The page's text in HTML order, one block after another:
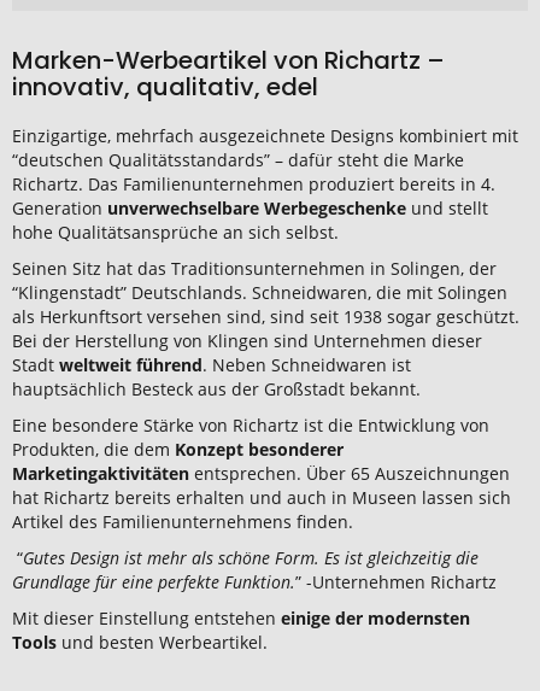
Seite
Marken-Werbeartikel von Richartz –
innovativ, qualitativ, edel
Einzigartige, mehrfach ausgezeichnete Designs kombiniert mit
“deutschen Qualitätsstandards” – dafür steht die Marke
Richartz. Das Familienunternehmen produziert bereits in 4.
Generation unverwechselbare Werbegeschenke und stellt
hohe Qualitätsansprüche an sich selbst.
Seinen Sitz hat das Traditionsunternehmen in Solingen, der
“Klingenstadt” Deutschlands. Schneidwaren, die mit Solingen
als Herkunftsort versehen sind, sind seit 1938 sogar geschützt.
Bei der Herstellung von Klingen sind Unternehmen dieser
Stadt weltweit führend. Neben Schneidwaren ist
hauptsächlich Besteck aus der Großstadt bekannt.
Eine besondere Stärke von Richartz ist die Entwicklung von
Produkten, die dem Konzept besonderer
Marketingaktivitäten entsprechen. Über 65 Auszeichnungen
hat Richartz bereits erhalten und auch in Museen lassen sich
Artikel des Familienunternehmens finden.
“Gutes Design ist mehr als schöne Form. Es ist gleichzeitig die
Grundlage für eine perfekte Funktion.” -Unternehmen Richartz
Mit dieser Einstellung entstehen einige der modernsten
Tools und besten Werbeartikel.